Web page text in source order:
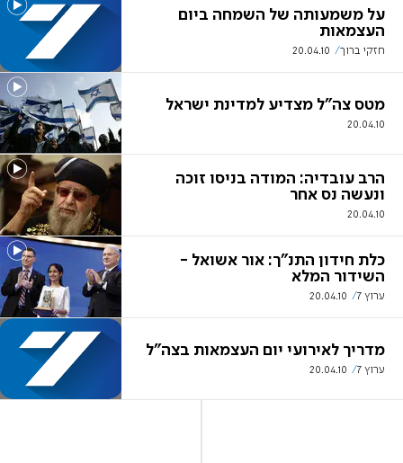
על משמעותה של השמחה ביום
העצמאות
חזקי ברוך 20.04.10
מטס צה"ל מצדיע למדינת ישראל
20.04.10
הרב עובדיה: המודה בניסו זוכה
ונעשה נס אחר
20.04.10
כלת חידון התנ"ך: אור אשואל -
השידור המלא
ערוץ 7 20.04.10
מדריך לאירועי יום העצמאות בצה"ל
ערוץ 7 20.04.10